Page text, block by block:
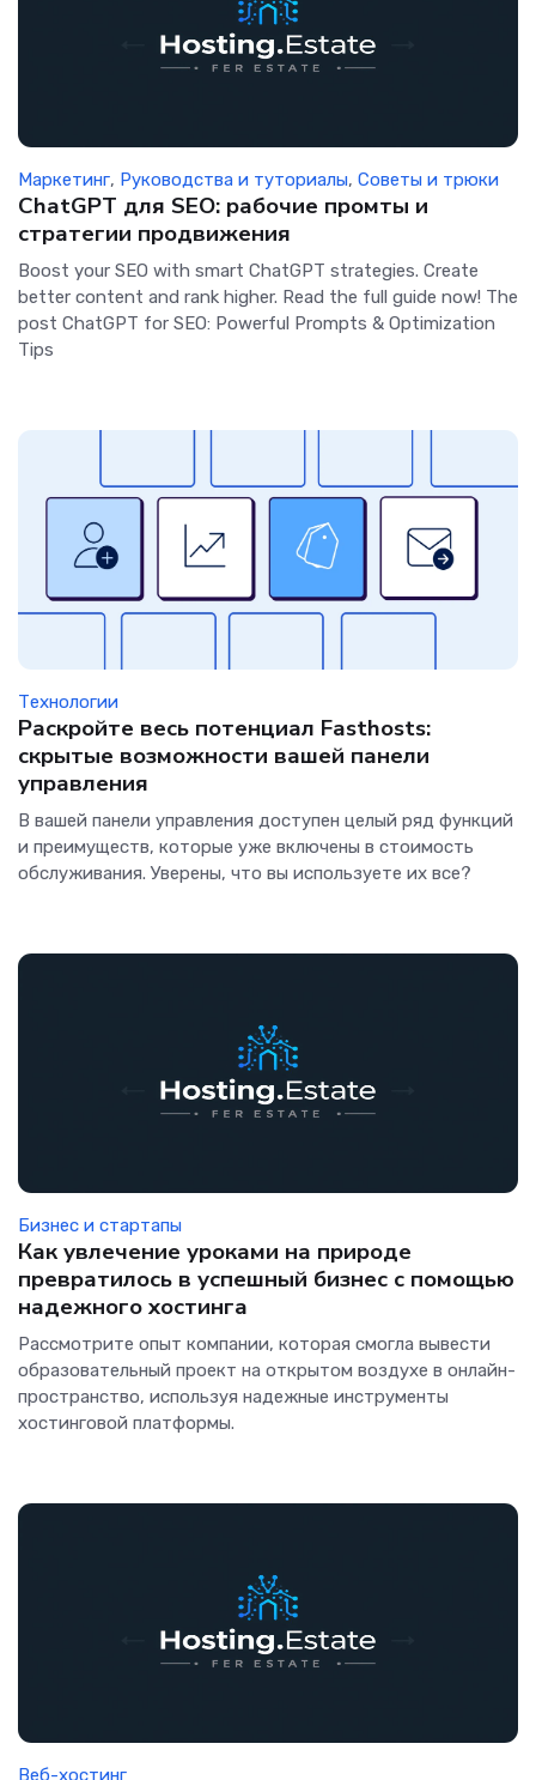
Маркетинг, Руководства и туториалы, Советы и трюки
ChatGPT для SEO: рабочие промты и
стратегии продвижения
Boost your SEO with smart ChatGPT strategies. Create
better content and rank higher. Read the full guide now! The
post ChatGPT for SEO: Powerful Prompts & Optimization
Tips
Технологии
Раскройте весь потенциал Fasthosts:
скрытые возможности вашей панели
управления
В вашей панели управления доступен целый ряд функций
и преимуществ, которые уже включены в стоимость
обслуживания. Уверены, что вы используете их все?
Бизнес и стартапы
Как увлечение уроками на природе
превратилось в успешный бизнес с помощью
надежного хостинга
Рассмотрите опыт компании, которая смогла вывести
образовательный проект на открытом воздухе в онлайн-
пространство, используя надежные инструменты
хостинговой платформы.
Веб-хостинг